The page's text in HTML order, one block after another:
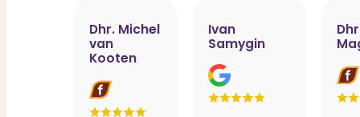
Dhr. Michel
van
Kooten
Ivan
Samygin